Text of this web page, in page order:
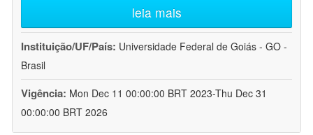
leia mais
Instituição/UF/País: Universidade Federal de Goiás - GO -
Brasil
Vigência: Mon Dec 11 00:00:00 BRT 2023-Thu Dec 31
00:00:00 BRT 2026